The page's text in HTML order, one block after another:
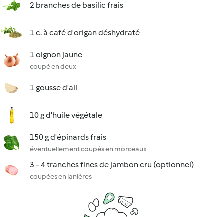
2 branches de basilic frais
1 c. à café d'origan déshydraté
1 oignon jaune
coupé en deux
1 gousse d'ail
10 g d'huile végétale
150 g d'épinards frais
éventuellement coupés en morceaux
3 - 4 tranches fines de jambon cru (optionnel)
coupées en lanières